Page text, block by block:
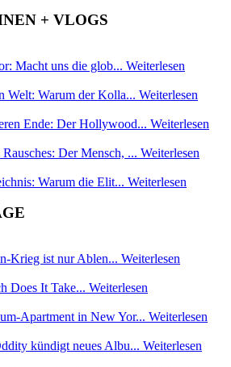
+ VLOGS
Macht uns die glob... Weiterlesen
Welt: Warum der Kolla... Weiterlesen
Ende: Der Hollywood... Weiterlesen
Der Mensch, ... Weiterlesen
Warum die Elit... Weiterlesen
Krieg ist nur Ablen... Weiterlesen
Does It Take... Weiterlesen
Apartment in New Yor... Weiterlesen
kündigt neues Albu... Weiterlesen